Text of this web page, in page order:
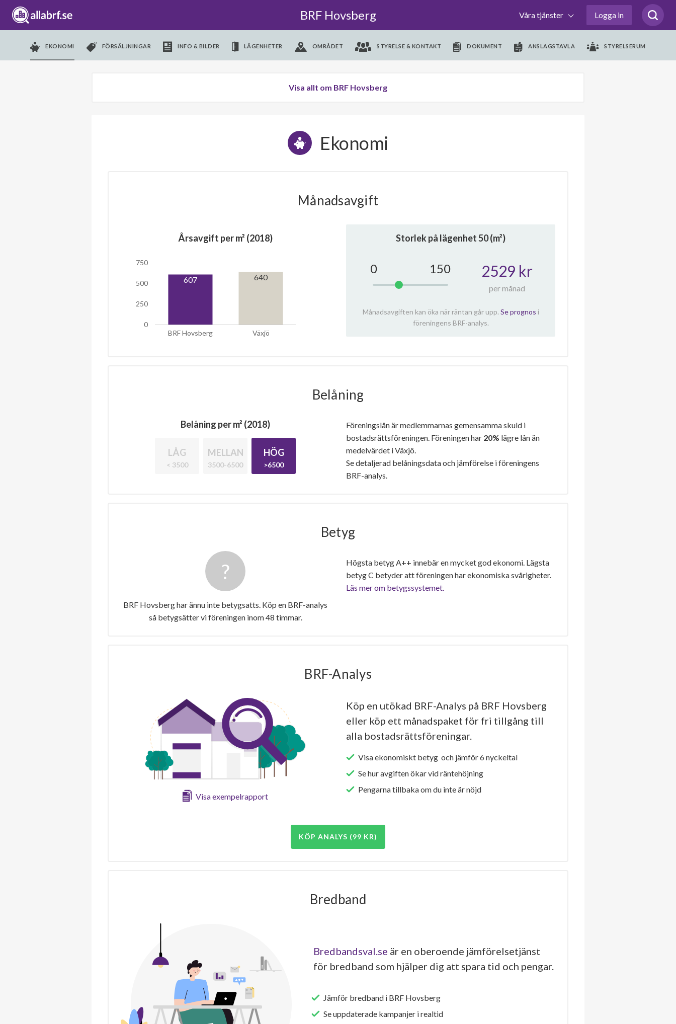
BRF Hovsberg Våra tjänster Logga in
EKONOMI FÖRSÄLJNINGAR INFO & BILDER LÄGENHETER OMRÅDET STYRELSE & KONTAKT DOKUMENT ANSLAGSTAVLA STYRELSERUM
Visa allt om BRF Hovsberg
Ekonomi
Månadsavgift
Årsavgift per m² (2018)
BRF Hovsberg Växjö
0
250
500
750
607 640
Storlek på lägenhet50(m²)
0 150 2529 kr
per månad
Månadsavgiften kan öka när räntan går upp. Se prognos i
föreningens BRF-analys.
Belåning
Belåning per m² (2018)
LÅG
< 3500
MELLAN
3500-6500
HÖG
>6500
Föreningslån är medlemmarnas gemensamma skuld i
bostadsrättsföreningen. Föreningen har 20% lägre lån än
medelvärdet i Växjö.
Se detaljerad belåningsdata och jämförelse i föreningens
BRF-analys.
Betyg
BRF Hovsberg har ännu inte betygsatts. Köp en BRF-analys
så betygsätter vi föreningen inom 48 timmar.
Högsta betyg A++ innebär en mycket god ekonomi. Lägsta
betyg C betyder att föreningen har ekonomiska svårigheter.
Läs mer om betygssystemet.
BRF-Analys
Visa exempelrapport
Köp en utökad BRF-Analys på BRF Hovsberg
eller köp ett månadspaket för fri tillgång till
alla bostadsrättsföreningar.
Visa ekonomiskt betyg och jämför 6 nyckeltal
Se hur avgiften ökar vid räntehöjning
Pengarna tillbaka om du inte är nöjd
KÖP ANALYS (99 KR)
Bredband
Bredbandsval.se är en oberoende jämförelsetjänst
för bredband som hjälper dig att spara tid och pengar.
Jämför bredband i BRF Hovsberg
Se uppdaterade kampanjer i realtid